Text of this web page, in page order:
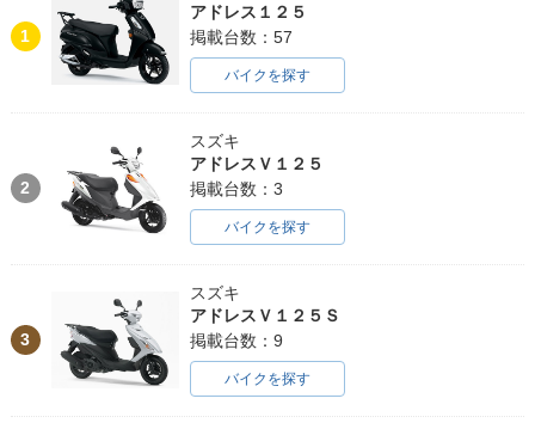
1
アドレス１２５
掲載台数：57
バイクを探す
2
スズキ
アドレスＶ１２５
掲載台数：3
バイクを探す
3
スズキ
アドレスＶ１２５Ｓ
掲載台数：9
バイクを探す